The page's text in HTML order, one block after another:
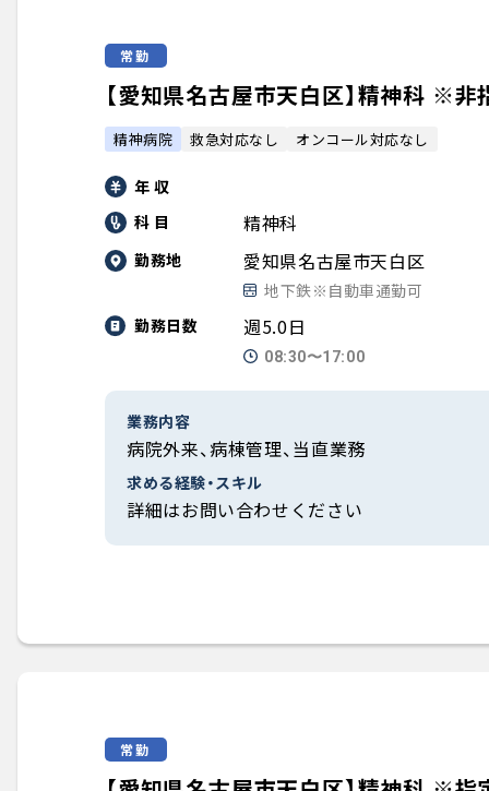
常勤
【愛知県名古屋市天白区】精神科 ※
精神病院 救急対応なし オンコール対応なし
年 収
科 目
精神科
勤務地 愛知県名古屋市天白区
地下鉄※自動車通勤可
勤務日数
週5.0日
08:30〜17:00
業務内容
病院外来、病棟管理、当直業務
求める経験・スキル
詳細はお問い合わせください
常勤